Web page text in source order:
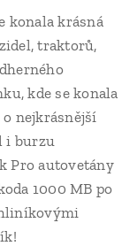
konala krásná
traktorů,
kde se konala
nejkrásnější
i burzu
Pro autovetány
1000 MB po